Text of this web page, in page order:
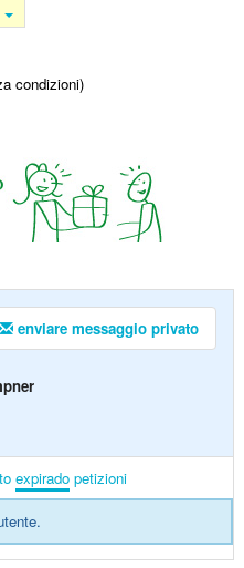
condizioni)
enviare messaggio privato
expirado petizioni